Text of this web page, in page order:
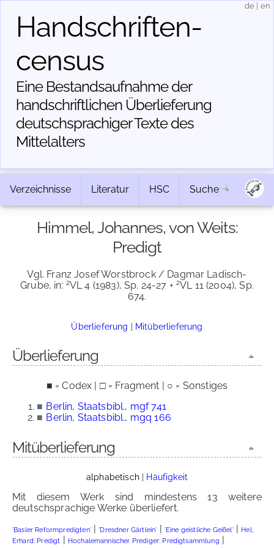
Handschriften­
census
Eine Bestandsaufnahme der
handschriftlichen Über­lieferung
deutschsprachiger Texte des
Mittelalters
de en
Verzeichnisse Literatur HSC Suche
Himmel, Johannes, von Weits:
Predigt
Vgl. Franz Josef Worstbrock / Dagmar Ladisch-
Grube, in: 2VL 4 (1983), Sp. 24-27 +2VL 11 (2004), Sp.
674.
Überlieferung | Mitüberlieferung
Überlieferung
■ = Codex | □ = Fragment | ○ = Sonstiges
■ Berlin, Staatsbibl., mgf 741
■ Berlin, Staatsbibl., mgq 166
Mitüberlieferung
alphabetisch| Häufigkeit
Mit diesem Werk sind mindestens 13 weitere
deutschsprachige Werke überliefert.
'Basler Reformpredigten'|'Dresdner Gärtlein' | 'Eine geistliche Geißel'| Hel,
Erhard: Predigt | Hochalemannischer Prediger: Predigtsammlung |